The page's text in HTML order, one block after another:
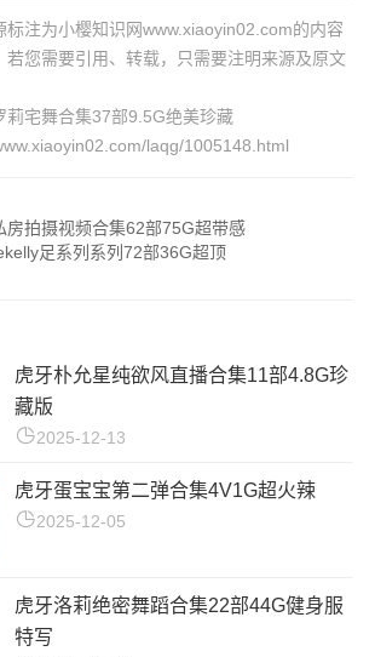
标注为小樱知识网www.xiaoyin02.com的内容
若您需要引用、转载，只需要注明来源及原文
莉宅舞合集37部9.5G绝美珍藏
laqg/1005148.html
房拍摄视频合集62部75G超带感
足系列系列72部36G超顶
虎牙朴允星纯欲风直播合集11部4.8G珍
藏版
2025-12-13
虎牙蛋宝宝第二弹合集4V1G超火辣
2025-12-05
虎牙洛莉绝密舞蹈合集22部44G健身服
特写